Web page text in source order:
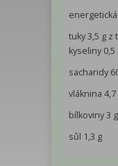
tuky 3,5 g
kyseliny 0,5
sacharidy
vláknina 4,7
bílkoviny 3 g
sůl 1,3 g